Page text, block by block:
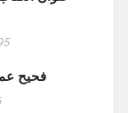
"فحيح